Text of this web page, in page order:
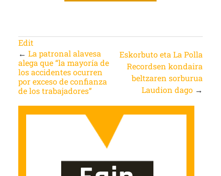
Edit
← La patronal alavesa
alega que “la mayoría de
los accidentes ocurren
por exceso de confianza
de los trabajadores”
Eskorbuto eta La Polla
Recordsen kondaira
beltzaren sorburua
Laudion dago →